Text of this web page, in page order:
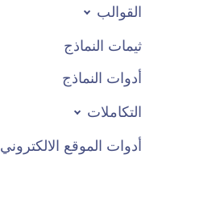
القوالب
ثيمات النماذج
أدوات النماذج
التكاملات
أدوات الموقع الالكتروني